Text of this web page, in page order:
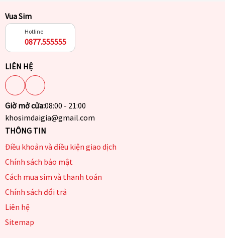
Vua Sim
Hotline
0877.555555
LIÊN HỆ
Giờ mở cửa:08:00 - 21:00
khosimdaigia@gmail.com
THÔNG TIN
Điều khoản và điều kiện giao dịch
Chính sách bảo mật
Cách mua sim và thanh toán
Chính sách đổi trả
Liên hệ
Sitemap